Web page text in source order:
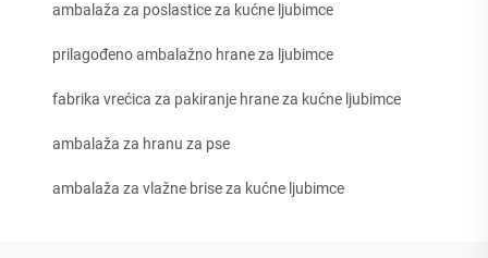
ambalaža za poslastice za kućne ljubimce
prilagođeno ambalažno hrane za ljubimce
fabrika vrećica za pakiranje hrane za kućne ljubimce
ambalaža za hranu za pse
ambalaža za vlažne brise za kućne ljubimce